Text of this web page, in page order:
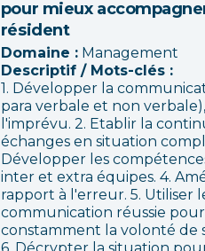
pour mieux
résident
Domaine : Management
Descriptif / Mots-clés :
1. Développer la
para verbale et non
l'imprévu. 2. Etablir la
échanges en situation
Développer les
inter et extra équipes. 4.
rapport à l'erreur. 5. Utiliser
communication réussie
constamment la volonté de